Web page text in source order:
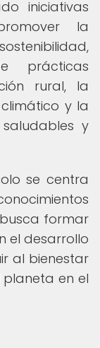
iniciativas
la
prácticas
rural, la
y la
y
se centra
formar
el desarrollo
al bienestar
en el